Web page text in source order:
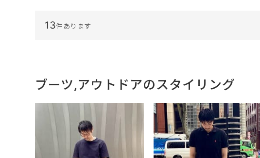
13件あります
ブーツ,アウトドアのスタイリング